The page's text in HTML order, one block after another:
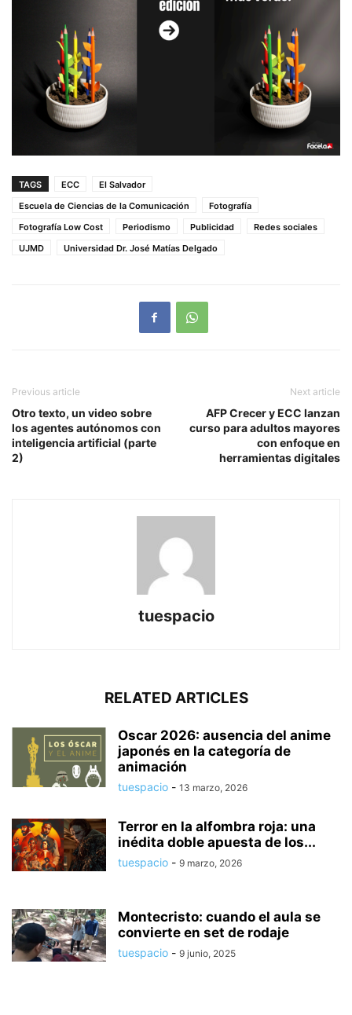
TAGS ECC
El Salvador
Escuela de Ciencias de la Comunicación
Fotografía
Fotografía Low Cost
Periodismo Publicidad
Redes sociales
UJMD
Universidad Dr. José Matías Delgado
Previous article
Otro texto, un video sobre
los agentes autónomos con
inteligencia artificial (parte
2)
Next article
AFP Crecer y ECC lanzan
curso para adultos mayores
con enfoque en
herramientas digitales
tuespacio
RELATED ARTICLES
Oscar 2026: ausencia del anime
japonés en la categoría de
animación
tuespacio - 13 marzo, 2026
Terror en la alfombra roja: una
inédita doble apuesta de los...
tuespacio - 9 marzo, 2026
Montecristo: cuando el aula se
convierte en set de rodaje
tuespacio - 9 junio, 2025